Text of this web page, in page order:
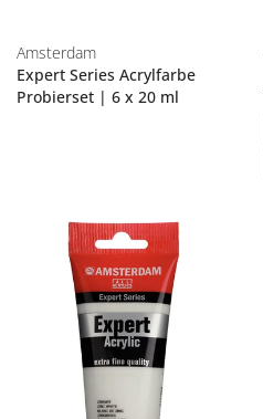
Amsterdam
Expert Series Acrylfarbe
Probierset | 6 x 20 ml